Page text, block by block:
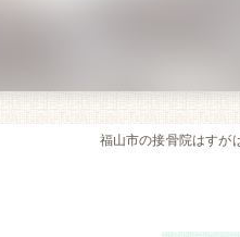
福山市の接骨院はすが